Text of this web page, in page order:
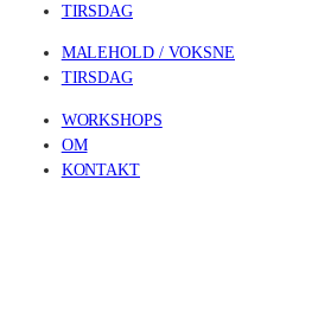
TIRSDAG
MALEHOLD / VOKSNE
TIRSDAG
WORKSHOPS
OM
KONTAKT